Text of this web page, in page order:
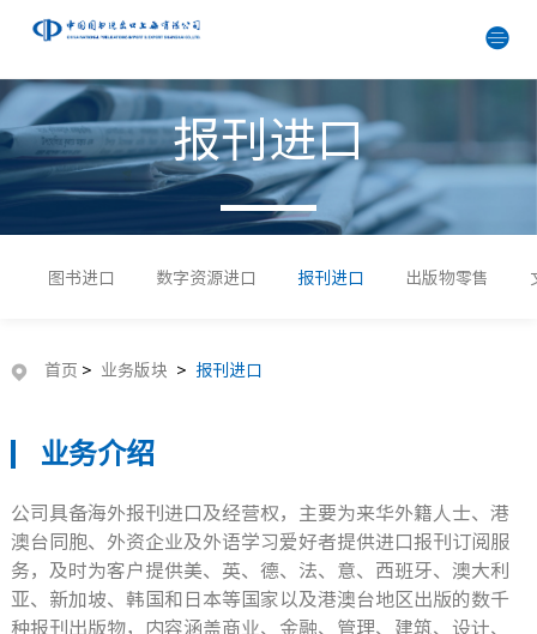
报刊进口
图书进口 数字资源进口 报刊进口 出版物零售
首页 > 业务版块 > 报刊进口
业务介绍
公司具备海外报刊进口及经营权，主要为来华外籍人士、港
澳台同胞、外资企业及外语学习爱好者提供进口报刊订阅服
务，及时为客户提供美、英、德、法、意、西班牙、澳大利
亚、新加坡、韩国和日本等国家以及港澳台地区出版的数千
种报刊出版物，内容涵盖商业、金融、管理、建筑、设计、